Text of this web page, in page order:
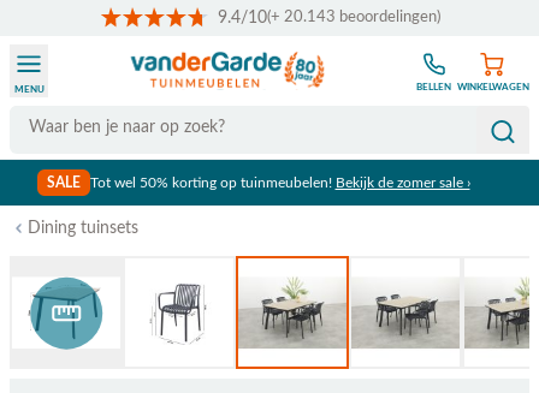
9.4/10(+ 20.143 beoordelingen)
Search
MENU BELLEN WINKELWAGEN
SALE Tot wel 50% korting op tuinmeubelen! Bekijk de zomer sale ›
Dining tuinsets